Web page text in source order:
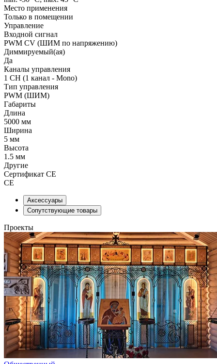
Место применения
Только в помещении
Управление
Входной сигнал
PWM СV (ШИМ по напряжению)
Диммируемый(ая)
Да
Каналы управления
1 CH (1 канал - Mono)
Тип управления
PWM (ШИМ)
Габариты
Длина
5000 мм
Ширина
5 мм
Высота
1.5 мм
Другие
Сертификат CE
CE
Аксессуары
Сопутствующие товары
Проекты